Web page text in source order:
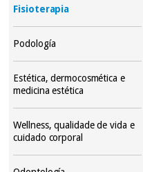
Fisioterapia
Podología
Estética, dermocosmética e
medicina estética
Wellness, qualidade de vida e
cuidado corporal